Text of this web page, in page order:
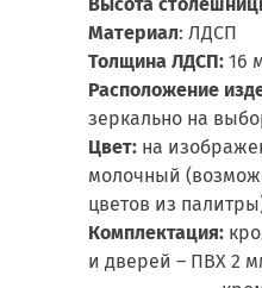
Материал: ЛДСП
Толщина ЛДСП: 16
Расположение
зеркально на
Цвет: на
молочный
цветов из
Комплектация:
и дверей – ПВХ 2